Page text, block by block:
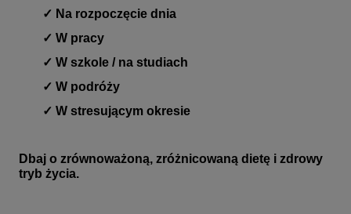
✓ Na rozpoczęcie dnia
✓ W pracy
✓ W szkole / na studiach
✓ W podróży
✓ W stresującym okresie
Dbaj o zrównoważoną, zróżnicowaną dietę i zdrowy
tryb życia.